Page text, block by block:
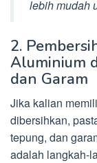
lebih mudah
2.
Aluminium
dan Garam
Jika kalian
dibersihkan,
tepung, dan
adalah langkah-